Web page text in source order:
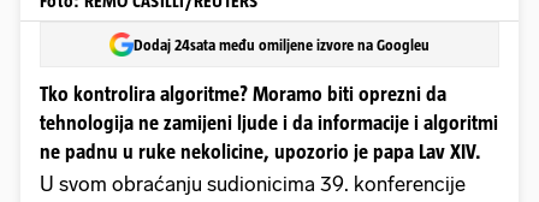
Dodaj 24sata među omiljene izvore na Googleu
Tko kontrolira algoritme? Moramo biti oprezni da
tehnologija ne zamijeni ljude i da informacije i algoritmi
ne padnu u ruke nekolicine, upozorio je papa Lav XIV.
U svom obraćanju sudionicima 39. konferencije